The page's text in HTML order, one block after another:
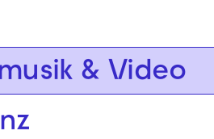
springen
& Video